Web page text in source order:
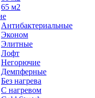
65 м2
Антибактериальные
Эконом
Элитные
Лофт
Негорючие
Демпферные
Без нагрева
С нагревом